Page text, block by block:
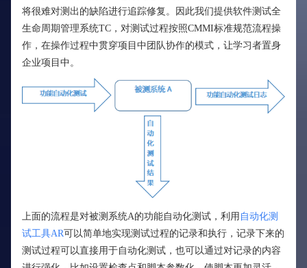
将很难对测出的缺陷进行追踪修复。因此我们提供软件测试全
生命周期管理系统TC，对测试过程按照CMMI标准规范流程操
作，在操作过程中贯穿项目中团队协作的模式，让学习者置身
企业项目中。
上面的流程是对被测系统A的功能自动化测试，利用 自动化测
试工具AR可以简单地实现测试过程的记录和执行，记录下来的
测试过程可以直接用于自动化测试，也可以通过对记录的内容